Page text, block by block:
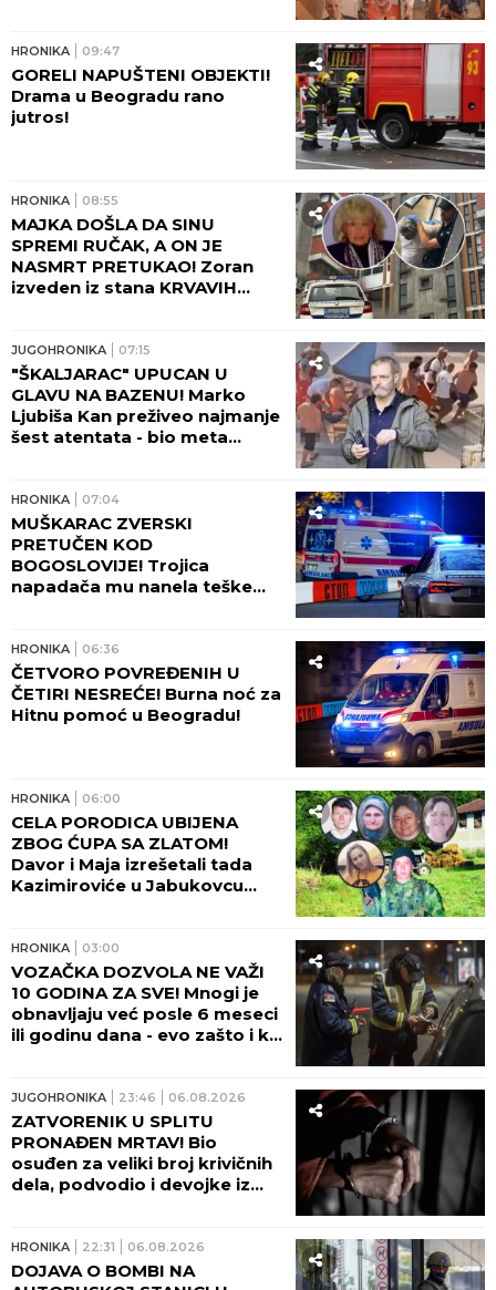
HRONIKA 09:47
GORELI NAPUŠTENI OBJEKTI!
Drama u Beogradu rano
jutros!
HRONIKA 08:55
MAJKA DOŠLA DA SINU
SPREMI RUČAK, A ON JE
NASMRT PRETUKAO! Zoran
izveden iz stana KRVAVIH
"Zapomagala je na sav glas!"
(FOTO, VIDEO)
JUGOHRONIKA 07:15
"ŠKALJARAC" UPUCAN U
GLAVU NA BAZENU! Marko
Ljubiša Kan preživeo najmanje
šest atentata - bio meta
tinejdžer!
HRONIKA 07:04
MUŠKARAC ZVERSKI
PRETUČEN KOD
BOGOSLOVIJE! Trojica
napadača mu nanela teške
HRONIKA 06:36
ČETVORO POVREĐENIH U
ČETIRI NESREĆE! Burna noć za
Hitnu pomoć u Beogradu!
HRONIKA 06:00
CELA PORODICA UBIJENA
ZBOG ĆUPA SA ZLATOM!
Davor i Maja izrešetali tada
Kazimiroviće u Jabukovcu
HRONIKA 03:00
VOZAČKA DOZVOLA NE VAŽI
10 GODINA ZA SVE! Mnogi je
obnavljaju već posle 6 meseci
ili godinu dana - evo zašto i ko
JUGOHRONIKA 23:46 06.08.2026
ZATVORENIK U SPLITU
PRONAĐEN MRTAV! Bio
osuđen za veliki broj krivičnih
dela, podvodio i devojke iz
HRONIKA 22:31 06.08.2026
DOJAVA O BOMBI NA